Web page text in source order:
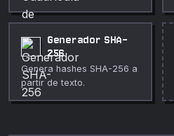
con tamaño, espaciado y
color personalizados, y
filas escalonadas
opcionales. Perfecto para
fondos, libretas y diseño
UI.
Generador SHA-
256
Genera hashes SHA-256 a
partir de texto.